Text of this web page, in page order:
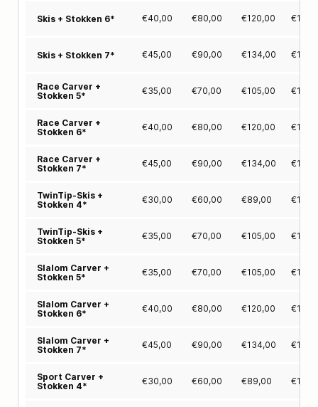
Skis + Stokken 6* €40,00 €80,00 €120,00 €
Skis + Stokken 7* €45,00 €90,00 €134,00 €
Race Carver +
Stokken 5*
€35,00 €70,00 €105,00 €
Race Carver +
Stokken 6*
€40,00 €80,00 €120,00 €
Race Carver +
Stokken 7*
€45,00 €90,00 €134,00 €
TwinTip-Skis +
Stokken 4*
€30,00 €60,00 €89,00 €
TwinTip-Skis +
Stokken 5*
€35,00 €70,00 €105,00 €
Slalom Carver +
Stokken 5*
€35,00 €70,00 €105,00 €
Slalom Carver +
Stokken 6*
€40,00 €80,00 €120,00 €
Slalom Carver +
Stokken 7*
€45,00 €90,00 €134,00 €
Sport Carver +
Stokken 4*
€30,00 €60,00 €89,00 €